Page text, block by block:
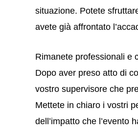
situazione. Potete
avete già affrontato
Rimanete professionali e
Dopo aver preso atto di
vostro supervisore che
Mettete in chiaro i vostri
dell’impatto che l’evento